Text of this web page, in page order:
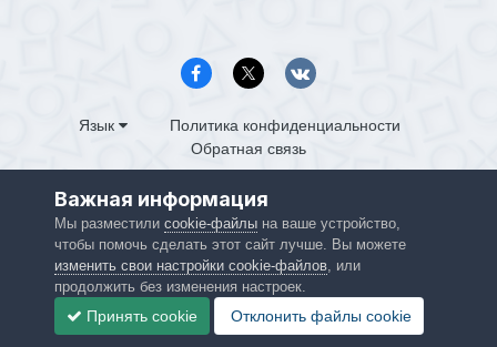
Язык
Политика конфиденциальности
Обратная связь
Powered by Invision Community
Важная информация
Мы разместили cookie-файлына ваше устройство,
чтобы помочь сделать этот сайт лучше. Вы можете
изменить свои настройки cookie-файлов, или
продолжить без изменения настроек.
Принять cookie Отклонить файлы сookie